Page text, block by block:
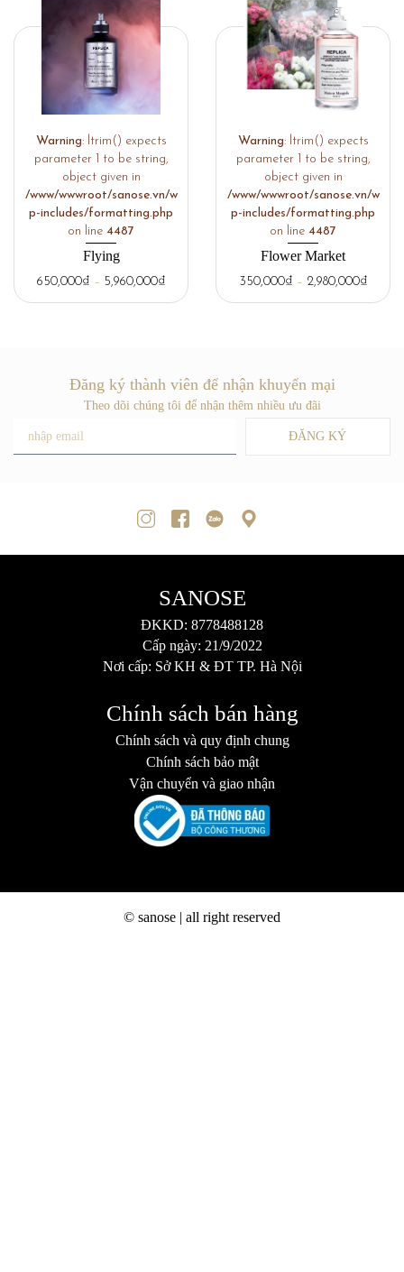
Warning: ltrim() expects
parameter 1 to be string,
object given in
/www/wwwroot/sanose.vn/w
p-includes/formatting.php
on line 4487
Flying
650,000₫ – 5,960,000₫
Warning: ltrim() expects
parameter 1 to be string,
object given in
/www/wwwroot/sanose.vn/w
p-includes/formatting.php
on line 4487
Flower Market
350,000₫ – 2,980,000₫
Đăng ký thành viên để nhận khuyến mại
Theo dõi chúng tôi để nhận thêm nhiều ưu đãi
ĐĂNG KÝ
SANOSE
ĐKKD: 8778488128
Cấp ngày: 21/9/2022
Nơi cấp: Sở KH & ĐT TP. Hà Nội
Chính sách bán hàng
Chính sách và quy định chung
Chính sách bảo mật
Vận chuyển và giao nhận
© sanose | all right reserved